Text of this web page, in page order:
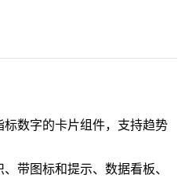
数字的卡片组件，支持趋势
带图标和提示、数据看板、